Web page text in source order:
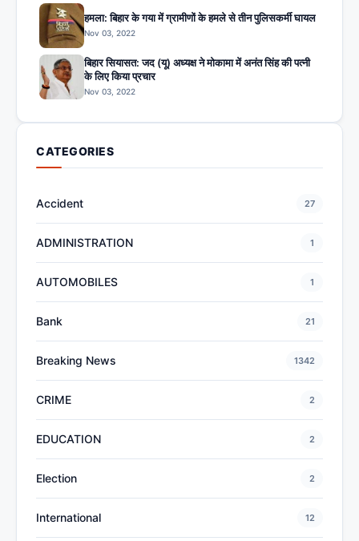
हमला: बिहार के गया में ग्रामीणों के हमले से तीन पुलिसकर्मी घायल
Nov 03, 2022
बिहार सियासत: जद (यू) अध्यक्ष ने मोकामा में अनंत सिंह की पत्नी
के लिए किया प्रचार
Nov 03, 2022
CATEGORIES
Accident 27
ADMINISTRATION 1
AUTOMOBILES 1
Bank 21
Breaking News 1342
CRIME 2
EDUCATION 2
Election 2
International 12